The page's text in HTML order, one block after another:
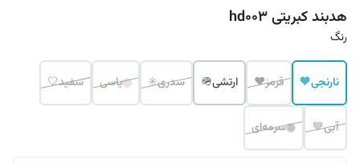
هدبند کبریتی hd003
رنگ
نارنجی🧡 قرمز❤️ ارتشی🪖 سدری✳️ یاسی سفید🤍
آبی💙 سرمه‌ای